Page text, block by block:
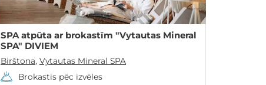
SPA atpūta ar brokastīm "Vytautas Mineral
SPA" DIVIEM
Birštona, Vytautas Mineral SPA
Brokastis pēc izvēles